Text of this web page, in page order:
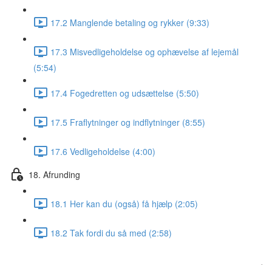
17.2 Manglende betaling og rykker (9:33)
17.3 Misvedligeholdelse og ophævelse af lejemål
(5:54)
17.4 Fogedretten og udsættelse (5:50)
17.5 Fraflytninger og indflytninger (8:55)
17.6 Vedligeholdelse (4:00)
18. Afrunding
18.1 Her kan du (også) få hjælp (2:05)
18.2 Tak fordi du så med (2:58)